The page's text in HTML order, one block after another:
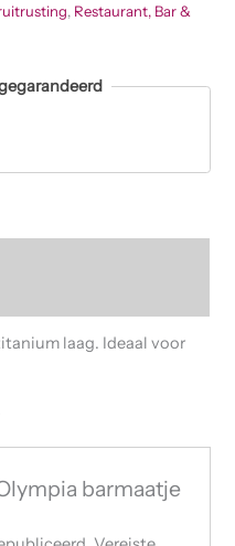
, Restaurant, Bar &
laag. Ideaal voor
barmaatje